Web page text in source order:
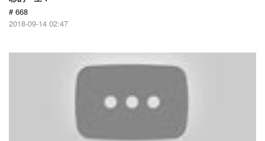
# 668
2018-09-14 02:47